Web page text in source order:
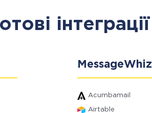
інтеграції
MessageWhiz
Acumbamail
Airtable